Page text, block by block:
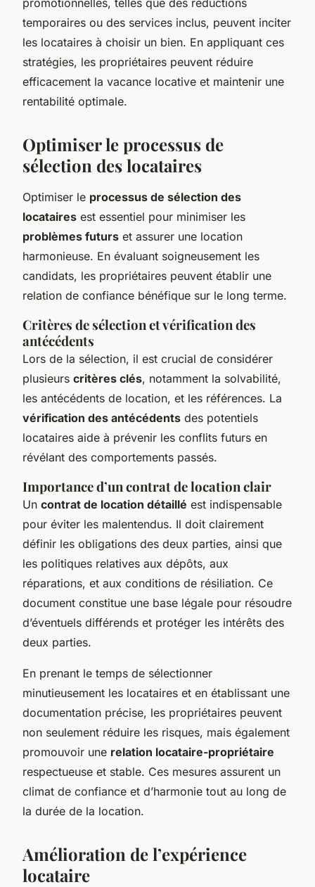
temporaires ou des services inclus, peuvent inciter
les locataires à choisir un bien. En appliquant ces
stratégies, les propriétaires peuvent réduire
efficacement la vacance locative et maintenir une
rentabilité optimale.
Optimiser le processus de
sélection des locataires
Optimiser le processus de sélection des
locataires est essentiel pour minimiser les
problèmes futurs et assurer une location
harmonieuse. En évaluant soigneusement les
candidats, les propriétaires peuvent établir une
relation de confiance bénéfique sur le long terme.
Critères de sélection et vérification des
antécédents
Lors de la sélection, il est crucial de considérer
plusieurs critères clés, notamment la solvabilité,
les antécédents de location, et les références. La
vérification des antécédents des potentiels
locataires aide à prévenir les conflits futurs en
révélant des comportements passés.
Importance d’un contrat de location clair
Un contrat de location détaillé est indispensable
pour éviter les malentendus. Il doit clairement
définir les obligations des deux parties, ainsi que
les politiques relatives aux dépôts, aux
réparations, et aux conditions de résiliation. Ce
document constitue une base légale pour résoudre
d’éventuels différends et protéger les intérêts des
deux parties.
En prenant le temps de sélectionner
minutieusement les locataires et en établissant une
documentation précise, les propriétaires peuvent
non seulement réduire les risques, mais également
promouvoir une relation locataire-propriétaire
respectueuse et stable. Ces mesures assurent un
climat de confiance et d’harmonie tout au long de
la durée de la location.
Amélioration de l’expérience
locataire